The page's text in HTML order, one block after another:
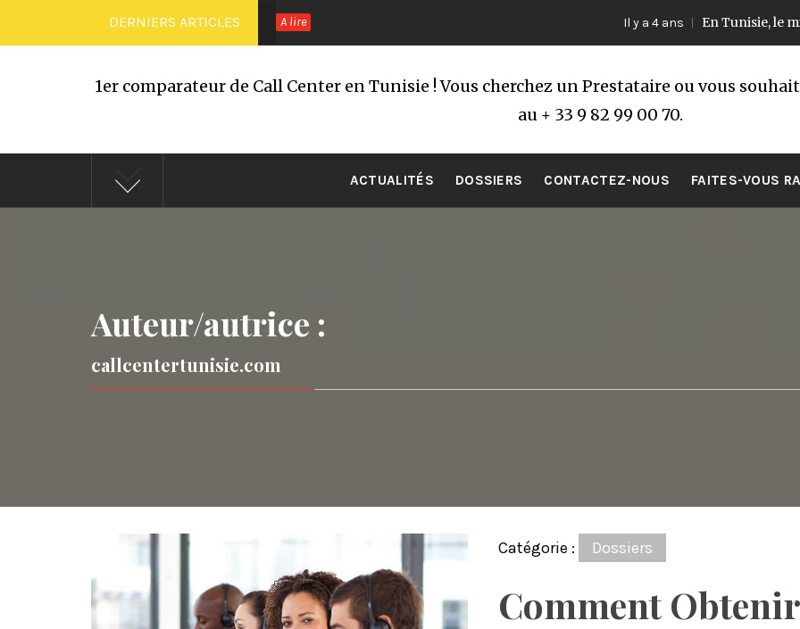
au
DERNIERS ARTICLES A lire En Tunisie, le ministre des
1er comparateur de Call Center en Tunisie ! Vous cherchez un Prestataire ou vous
au + 33 9 82 99 00 70.
ACTUALITÉS DOSSIERS CONTACTEZ-NOUS FAITES-VOUS
Auteur/autrice :
callcentertunisie.com
Catégorie : Dossiers
Comment